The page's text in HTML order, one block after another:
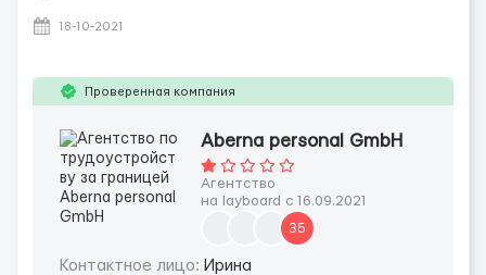
18-10-2021
Проверенная компания
Aberna personal GmbH
Агентство
на layboard с 16.09.2021
35
Контактное лицо: Ирина